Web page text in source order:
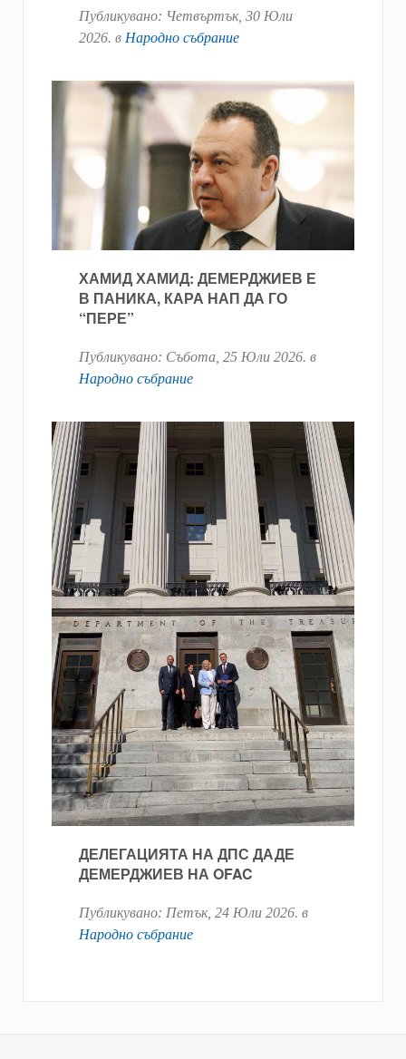
Публикувано: Четвъртък, 30 Юли
2026. в Народно събрание
ХАМИД ХАМИД: ДЕМЕРДЖИЕВ Е
В ПАНИКА, КАРА НАП ДА ГО
“ПЕРЕ”
Публикувано: Събота, 25 Юли 2026. в
Народно събрание
ДЕЛЕГАЦИЯТА НА ДПС ДАДЕ
ДЕМЕРДЖИЕВ НА OFAC
Публикувано: Петък, 24 Юли 2026. в
Народно събрание